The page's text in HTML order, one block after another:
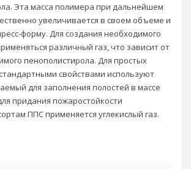
Эта масса полимера при дальнейшем
увеличивается в своем объеме и
форму. Для создания необходимого
различный газ, что зависит от
пенополистирола. Для простых
свойствами используют
для заполнения полостей в массе
придания пожаростойкости
ППС применяется углекислый газ.